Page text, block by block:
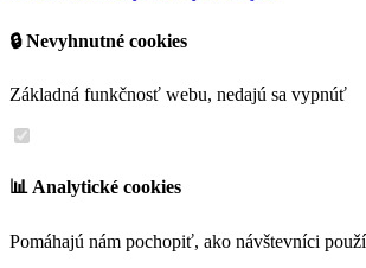
🔒 Nevyhnutné cookies
Základná funkčnosť webu, nedajú sa vypnúť
📊 Analytické cookies
Pomáhajú nám pochopiť, ako návštevníci